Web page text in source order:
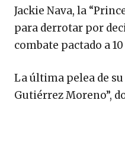
Jackie Nava, la
para derrotar por
combate pactado a
La última pelea de
Gutiérrez Moreno”,